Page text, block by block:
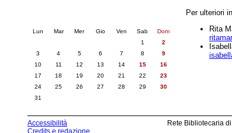
Per ulteriori
Rita
Lun Mar Mer Gio Ven Sab
Dom
1
2
3
4 5 6 7 8
9
10
11 12 13 14 15
16
17
18 19 20 21 22
23
24
25 26 27 28 29
30
31
Accessibilità
Credits e redazione
Rete Bibliotecaria